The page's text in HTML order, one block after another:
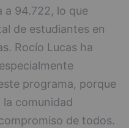
a 94.722, lo que
de estudiantes en
Rocío Lucas ha
programa, porque
comunidad
de todos.